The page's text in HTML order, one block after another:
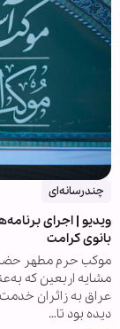
چندرسانه‌ای
ویدیو | اجرای
بانوی کرامت
مشایه اربعین که
عراق به زائران
دیده بود تا…